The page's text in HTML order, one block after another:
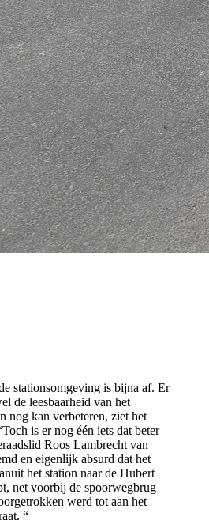
stationsomgeving is bijna af. Er
de leesbaarheid van het
nog kan verbeteren, ziet het
is er nog één iets dat beter
Roos Lambrecht van
en eigenlijk absurd dat het
het station naar de Hubert
net voorbij de spoorwegbrug
werd tot aan het
“